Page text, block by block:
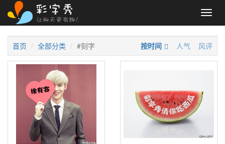
首页 全部分类 #刻字 按时间 人气 风评